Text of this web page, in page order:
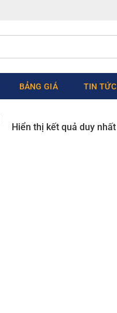
BẢNG GIÁ TIN TỨC
Hiển thị kết quả duy nhất